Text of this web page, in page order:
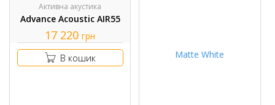
Активна акустика
Advance Acoustic AIR55
17 220 грн
В кошик